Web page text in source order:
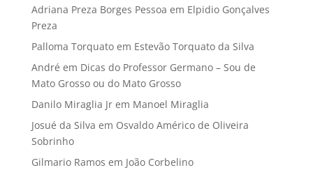
Adriana Preza Borges Pessoa em Elpidio Gonçalves
Preza
Palloma Torquatoem Estevão Torquato da Silva
André em Dicas do Professor Germano – Sou de
Mato Grosso ou do Mato Grosso
Danilo Miraglia Jrem Manoel Miraglia
Josué da Silva em Osvaldo Américo de Oliveira
Sobrinho
Gilmario Ramos em João Corbelino